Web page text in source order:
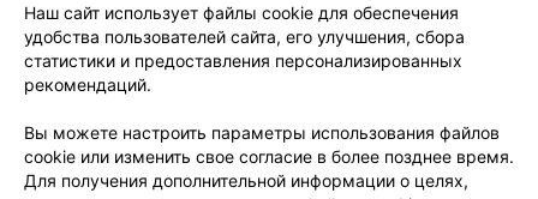
Вакансии
Партнеры
Написать руководителю 103.by
Обработка персональных данных
Наш сайт использует файлы cookie для обеспечения
удобства пользователей сайта, его улучшения, сбора
статистики и предоставления персонализированных
рекомендаций.
Вы можете настроить параметры использования файлов
cookie или изменить свое согласие в более позднее время.
Для получения дополнительной информации о целях,